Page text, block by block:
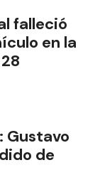
falleció
en la
Gustavo
de